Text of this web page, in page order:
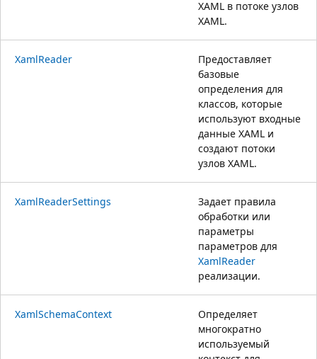
XAML в потоке узлов
XAML.
XamlReader
Предоставляет
базовые
определения для
классов, которые
используют входные
данные XAML и
создают потоки
узлов XAML.
XamlReaderSettings
Задает правила
обработки или
параметры
параметров для
XamlReader
реализации.
XamlSchemaContext
Определяет
многократно
используемый